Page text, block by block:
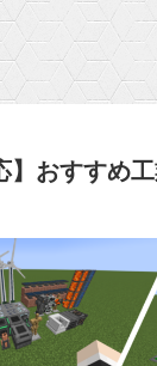
】おすすめ